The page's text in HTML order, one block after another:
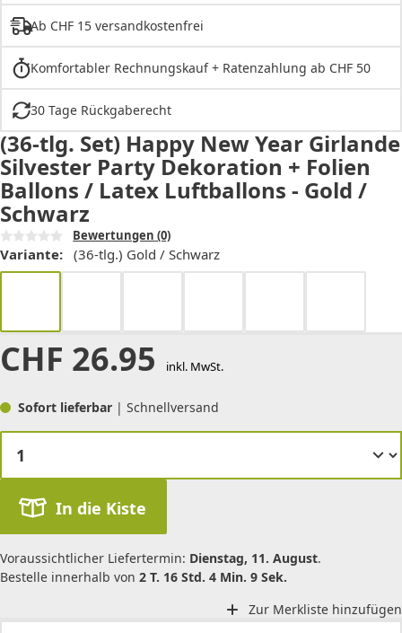
Ab CHF 15 versandkostenfrei
Komfortabler Rechnungskauf + Ratenzahlung ab CHF 50
30 Tage Rückgaberecht
(36-tlg. Set) Happy New Year Girlande
Silvester Party Dekoration + Folien
Ballons / Latex Luftballons - Gold /
Schwarz
Bewertungen (0)
Variante: (36-tlg.) Gold / Schwarz
CHF 26.95 inkl. MwSt.
Sofort lieferbar | Schnellversand
In die Kiste
Voraussichtlicher Liefertermin: Dienstag, 11. August.
Bestelle innerhalb von 2 T. 16 Std. 4 Min. 9 Sek.
Zur Merkliste hinzufügen